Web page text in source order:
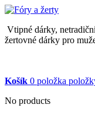
Vtipné dárky,
žertovné dárky pro
Košík 0 položka
No products